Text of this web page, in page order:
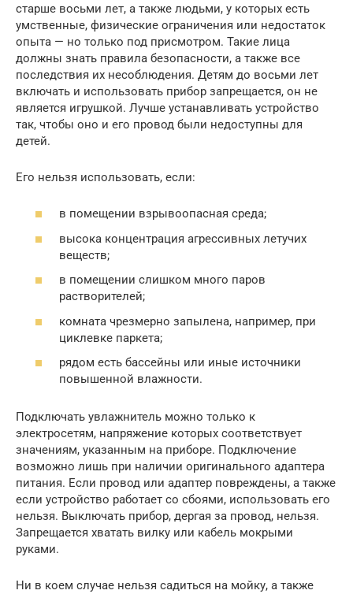
старше восьми лет, а также людьми, у которых есть
умственные, физические ограничения или недостаток
опыта — но только под присмотром. Такие лица
должны знать правила безопасности, а также все
последствия их несоблюдения. Детям до восьми лет
включать и использовать прибор запрещается, он не
является игрушкой. Лучше устанавливать устройство
так, чтобы оно и его провод были недоступны для
детей.
Его нельзя использовать, если:
в помещении взрывоопасная среда;
высока концентрация агрессивных летучих
веществ;
в помещении слишком много паров
растворителей;
комната чрезмерно запылена, например, при
циклевке паркета;
рядом есть бассейны или иные источники
повышенной влажности.
Подключать увлажнитель можно только к
электросетям, напряжение которых соответствует
значениям, указанным на приборе. Подключение
возможно лишь при наличии оригинального адаптера
питания. Если провод или адаптер повреждены, а также
если устройство работает со сбоями, использовать его
нельзя. Выключать прибор, дергая за провод, нельзя.
Запрещается хватать вилку или кабель мокрыми
руками.
Ни в коем случае нельзя садиться на мойку, а также